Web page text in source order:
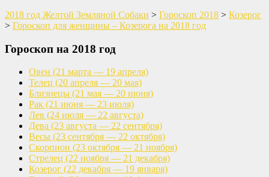
2018 год Желтой Земляной Собаки > Гороскоп 2018 > Козерог
> Гороскоп для женщины – Козерога на 2018 год
Гороскоп на 2018 год
Овен (21 марта — 19 апреля)
Телец (20 апреля — 20 мая)
Близнецы (21 мая — 20 июня)
Рак (21 июня — 23 июля)
Лев (24 июля — 22 августа)
Дева (23 августа — 22 сентября)
Весы (23 сентября — 22 октября)
Скорпион (23 октября — 21 ноября)
Стрелец (22 ноября — 21 декабря)
Козерог (22 декабря — 19 января)